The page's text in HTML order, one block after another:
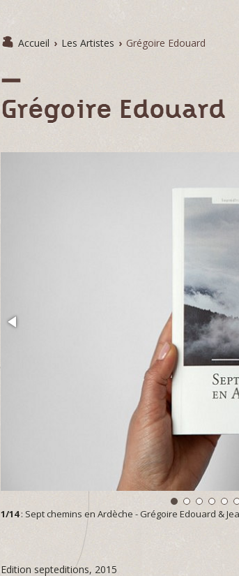
Accueil › Les Artistes › Grégoire Edouard
Grégoire Edouard
1/14: Sept chemins en Ardèche - Grégoire Edouard &
Edition septeditions, 2015